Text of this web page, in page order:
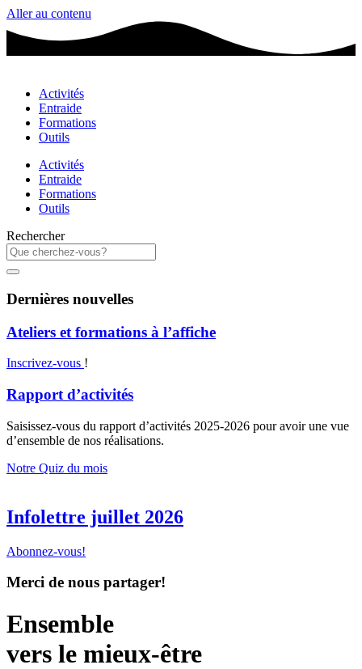
Aller au contenu
Activités
Entraide
Formations
Outils
Activités
Entraide
Formations
Outils
Rechercher
Dernières nouvelles
Ateliers et formations à l’affiche
Inscrivez-vous !
Rapport d’activités
Saisissez-vous du rapport d’activités 2025-2026 pour avoir une vue
d’ensemble de nos réalisations.
Notre Quiz du mois
Infolettre juillet 2026
Abonnez-vous!
Merci de nous partager!
Ensemble
vers le mieux-être